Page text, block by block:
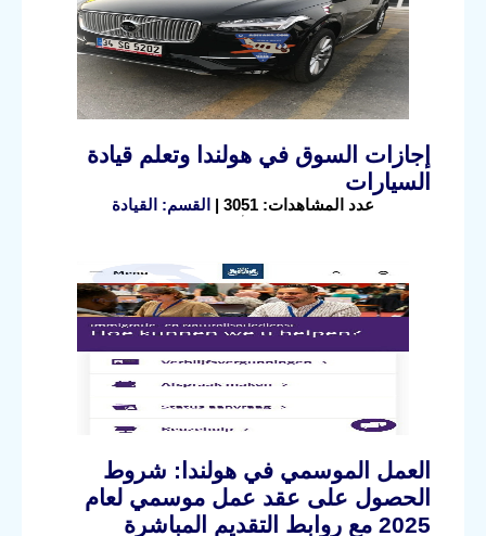
إجازات السوق في هولندا وتعلم قيادة
السيارات
عدد المشاهدات: 3051 | القسم: القيادة
العمل الموسمي في هولندا: شروط
الحصول على عقد عمل موسمي لعام
2025 مع روابط التقديم المباشرة